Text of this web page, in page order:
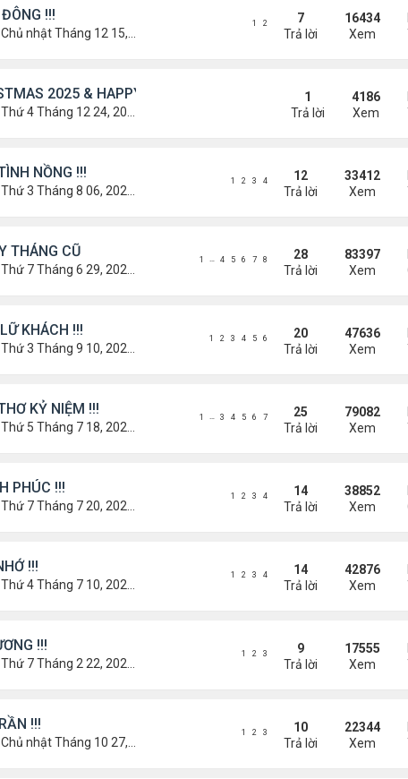
!!!
Chủ nhật Tháng 12 15, 2024 9:37 am
7
Trả lời
16434
Xem
1 2
2025 & HAPPY NEW YEAR 2026
Thứ 4 Tháng 12 24, 2025 1:30 pm
1
Trả lời
4186
Xem
NỒNG !!!
Thứ 3 Tháng 8 06, 2024 3:49 pm
12
Trả lời
33412
Xem
1 2 3 4
THÁNG CŨ
Thứ 7 Tháng 6 29, 2024 9:26 am
28
Trả lời
83397
Xem
1 … 4 5 6 7 8
KHÁCH !!!
Thứ 3 Tháng 9 10, 2024 1:52 pm
20
Trả lời
47636
Xem
1 2 3 4 5 6
KỶ NIỆM !!!
Thứ 5 Tháng 7 18, 2024 9:14 am
25
Trả lời
79082
Xem
1 … 3 4 5 6 7
PHÚC !!!
Thứ 7 Tháng 7 20, 2024 2:25 pm
14
Trả lời
38852
Xem
1 2 3 4
!!!
Thứ 4 Tháng 7 10, 2024 8:41 am
14
Trả lời
42876
Xem
1 2 3 4
!!!
Thứ 7 Tháng 2 22, 2025 1:32 pm
9
Trả lời
17555
Xem
1 2 3
!!!
Chủ nhật Tháng 10 27, 2024 2:17 pm
10
Trả lời
22344
Xem
1 2 3